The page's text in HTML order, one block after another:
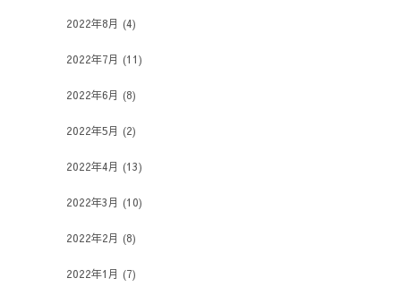
2022年8月 (4)
2022年7月 (11)
2022年6月 (8)
2022年5月 (2)
2022年4月 (13)
2022年3月 (10)
2022年2月 (8)
2022年1月 (7)